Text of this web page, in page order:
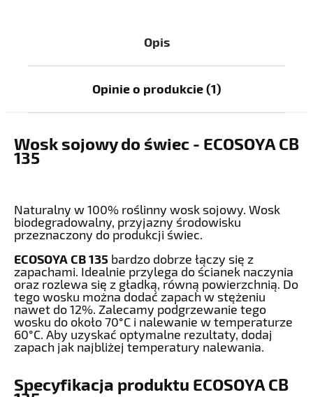
Opis
Opinie o produkcie (1)
Wosk sojowy do świec - ECOSOYA CB
135
Naturalny w 100% roślinny wosk sojowy. Wosk
biodegradowalny, przyjazny środowisku
przeznaczony do produkcji świec.
ECOSOYA CB 135 bardzo dobrze łączy się z
zapachami. Idealnie przylega do ścianek naczynia
oraz rozlewa się z gładką, równą powierzchnią. Do
tego wosku można dodać zapach w stężeniu
nawet do 12%. Zalecamy podgrzewanie tego
wosku do około 70°C i nalewanie w temperaturze
60°C. Aby uzyskać optymalne rezultaty, dodaj
zapach jak najbliżej temperatury nalewania.
Specyfikacja produktu ECOSOYA CB